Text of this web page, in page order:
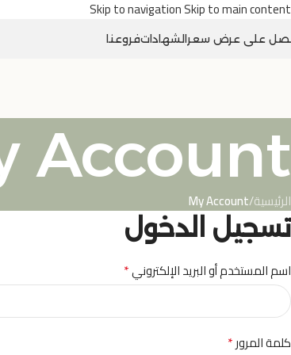
Skip to navigationSkip to main content
على عرض سعرالشهاداتفروعنا
Account
الرئيسية/
My Account
تسجيل الدخول
اسم المستخدم أو البريد الإلكتروني*
كلمة المرور*